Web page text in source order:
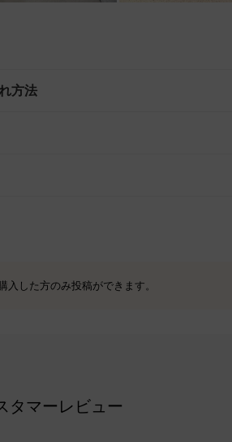
方法
入した方のみ投稿ができます。
タマーレビュー